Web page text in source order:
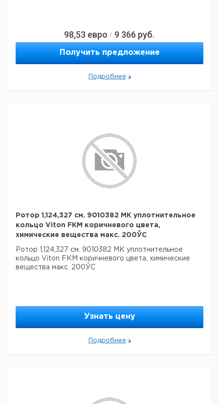
98,53 евро / 9 366 руб.
Получить предложение
Подробнее
Ротор 1,124,327 см. 9010382 MK уплотнительное
кольцо Viton FKM коричневого цвета,
химические вещества макс. 200ЎC
Ротор 1,124,327 см. 9010382 MK уплотнительное
кольцо Viton FKM коричневого цвета, химические
вещества макс. 200ЎC
Узнать цену
Подробнее